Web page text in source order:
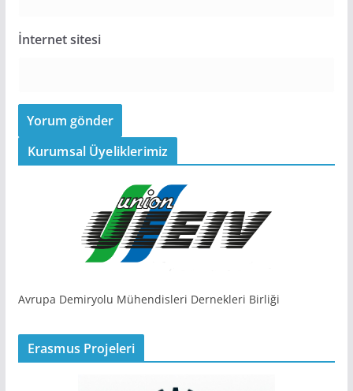
İnternet sitesi
Kurumsal Üyeliklerimiz
Avrupa Demiryolu Mühendisleri Dernekleri Birliği
Erasmus Projeleri